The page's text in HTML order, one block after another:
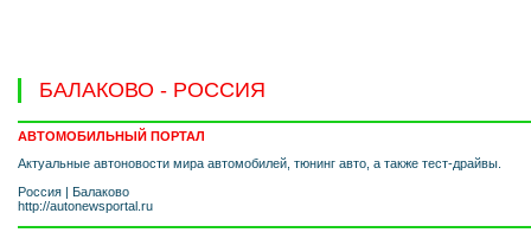
БАЛАКОВО - РОССИЯ
АВТОМОБИЛЬНЫЙ ПОРТАЛ
Актуальные автоновости мира автомобилей, тюнинг авто, а также тест-драйвы.
Россия | Балаково
http://autonewsportal.ru